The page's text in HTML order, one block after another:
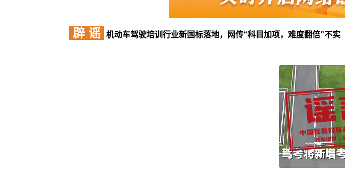
辟 谣 机动车驾驶培训行业新国标落地，网传“科目加项，难度翻倍”不实